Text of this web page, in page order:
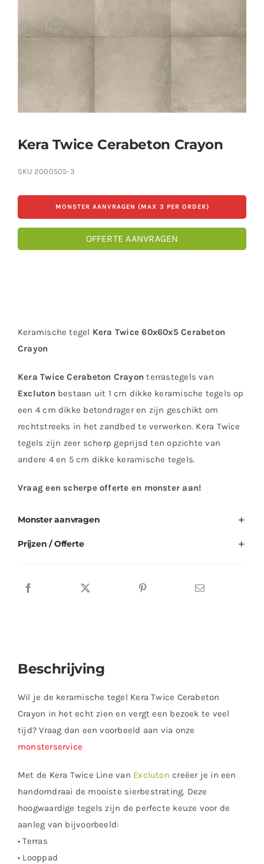
Kera Twice Cerabeton Crayon
SKU 2000505-3
MONSTER AANVRAGEN (MAX 3 PER ORDER)
OFFERTE AANVRAGEN
Keramische tegel Kera Twice 60x60x5 Cerabeton
Crayon
Kera Twice Cerabeton Crayonterrastegels van
Exclutonbestaan uit 1 cm dikke keramische tegels op
een 4 cm dikke betondrager en zijn geschikt om
rechtstreeks in het zandbed te verwerken. Kera Twice
tegels zijn zeer scherp geprijsd ten opzichte van
andere 4 en 5 cm dikke keramische tegels.
Vraag een scherpe offerte en monster aan!
Monster aanvragen
Prijzen / Offerte
Beschrijving
Wil je de keramische tegel Kera Twice Cerabeton
Crayon in het echt zien en vergt een bezoek te veel
tijd? Vraag dan een voorbeeld aan via onze
monsterservice
Met de Kera Twice Line van Excluton creëer je in een
handomdraai de mooiste sierbestrating. Deze
hoogwaardige tegels zijn de perfecte keuze voor de
aanleg van bijvoorbeeld:
• Terras
• Looppad